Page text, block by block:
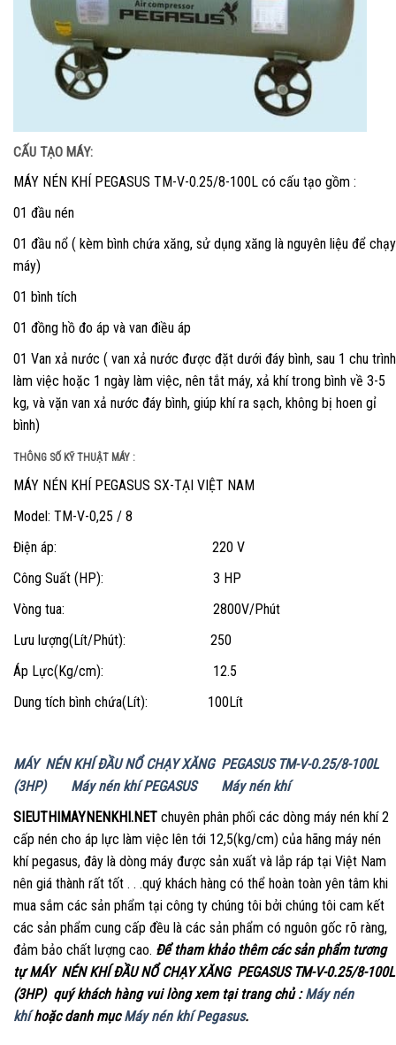
CẤU TẠO MÁY:
MÁY NÉN KHÍ PEGASUS TM-V-0.25/8-100L có cấu tạo gồm :
01 đầu nén
01 đầu nổ ( kèm bình chứa xăng, sử dụng xăng là nguyên liệu để chạy
máy)
01 bình tích
01 đồng hồ đo áp và van điều áp
01 Van xả nước ( van xả nước được đặt dưới đáy bình, sau 1 chu trình
làm việc hoặc 1 ngày làm việc, nên tắt máy, xả khí trong bình về 3-5
kg, và vặn van xả nước đáy bình, giúp khí ra sạch, không bị hoen gỉ
bình)
THÔNG SỐ KỸ THUẬT MÁY :
MÁY NÉN KHÍ PEGASUS SX-TẠI VIỆT NAM
Model: TM-V-0,25 / 8
Điện áp: 220 V
Công Suất (HP): 3 HP
Vòng tua: 2800V/Phút
Lưu lượng(Lít/Phút): 250
Áp Lực(Kg/cm): 12.5
Dung tích bình chứa(Lít): 100Lít
MÁY NÉN KHÍ ĐẦU NỔ CHẠY XĂNG PEGASUS TM-V-0.25/8-100L
(3HP)
Máy nén khí PEGASUS
Máy nén khí
SIEUTHIMAYNENKHI.NET chuyên phân phối các dòng máy nén khí 2
cấp nén cho áp lực làm việc lên tới 12,5(kg/cm) của hãng máy nén
khí pegasus, đây là dòng máy được sản xuất và lắp ráp tại Việt Nam
nên giá thành rất tốt . . .quý khách hàng có thể hoàn toàn yên tâm khi
mua sắm các sản phẩm tại công ty chúng tôi bởi chúng tôi cam kết
các sản phẩm cung cấp đều là các sản phẩm có nguôn gốc rõ ràng,
đảm bảo chất lượng cao. Để tham khảo thêm các sản phẩm tương
tự MÁY NÉN KHÍ ĐẦU NỔ CHẠY XĂNG PEGASUS TM-V-0.25/8-100L
(3HP) quý khách hàng vui lòng xem tại trang chủ :Máy nén
khíhoặc danh mụcMáy nén khí Pegasus.